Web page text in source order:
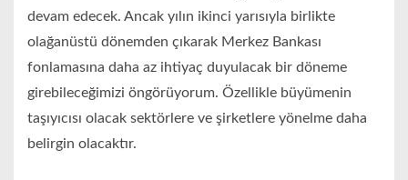
devam edecek. Ancak yılın ikinci yarısıyla birlikte
olağanüstü dönemden çıkarak Merkez Bankası
fonlamasına daha az ihtiyaç duyulacak bir döneme
girebileceğimizi öngörüyorum. Özellikle büyümenin
taşıyıcısı olacak sektörlere ve şirketlere yönelme daha
belirgin olacaktır.